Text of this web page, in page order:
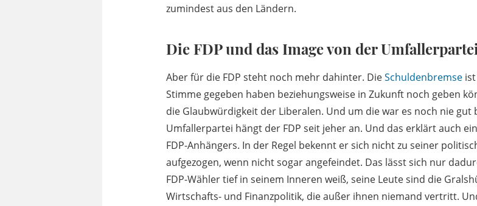
zumindest aus den Ländern.
Die FDP und das Image von der Umfallerpartei
Aber für die FDP steht noch mehr dahinter. DieSchuldenbremse
Stimme gegeben haben beziehungsweise in Zukunft noch geben
die Glaubwürdigkeit der Liberalen. Und um die war es noch nie gut
Umfallerpartei hängt der FDP seit jeher an. Und das erklärt auch
FDP-Anhängers. In der Regel bekennt er sich nicht zu seiner
aufgezogen, wenn nicht sogar angefeindet. Das lässt sich nur
FDP-Wähler tief in seinem Inneren weiß, seine Leute sind die
Wirtschafts- und Finanzpolitik, die außer ihnen niemand vertritt.